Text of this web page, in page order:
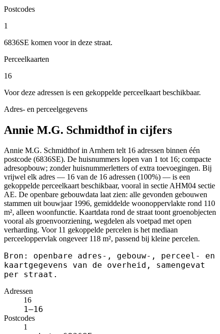
Postcodes
1
6836SE komen voor in deze straat.
Perceelkaarten
16
Voor deze adressen is een gekoppelde perceelkaart beschikbaar.
Adres- en perceelgegevens
Annie M.G. Schmidthof in cijfers
Annie M.G. Schmidthof in Arnhem telt 16 adressen binnen één
postcode (6836SE). De huisnummers lopen van 1 tot 16; compacte
adresopbouw; zonder huisnummerletters of extra toevoegingen. Bij
vrijwel elk adres — 16 van de 16 adressen (100%) — is een
gekoppelde perceelkaart beschikbaar, vooral in sectie AHM04 sectie
AE. De openbare gebouwdata laat zien: alle gevonden gebouwen
stammen uit bouwjaar 1996, gemiddelde woonoppervlakte rond 110
m², alleen woonfunctie. Kaartdata rond de straat toont groenobjecten
vooral als groenvoorziening, wegdelen als voetpad met open
verharding. Voor 11 gekoppelde percelen is het mediaan
perceeloppervlak ongeveer 118 m², passend bij kleine percelen.
Bron: openbare adres-, gebouw-, perceel- en
kaartgegevens van de overheid, samengevat
per straat.
Adressen
16
1–16
Postcodes
1